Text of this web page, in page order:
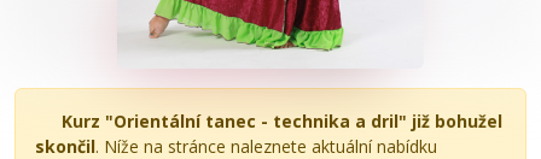
Kurz "Orientální tanec - technika a dril" již bohužel
skončil. Níže na stránce naleznete aktuální nabídku